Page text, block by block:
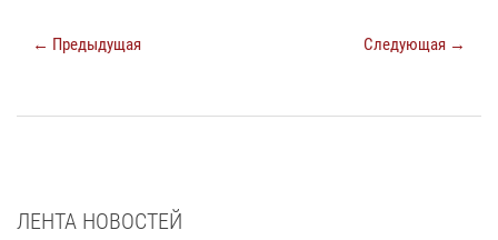
← Предыдущая Следующая →
ЛЕНТА НОВОСТЕЙ